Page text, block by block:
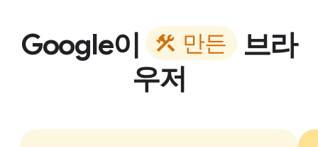
Google이 만든
브라
우저